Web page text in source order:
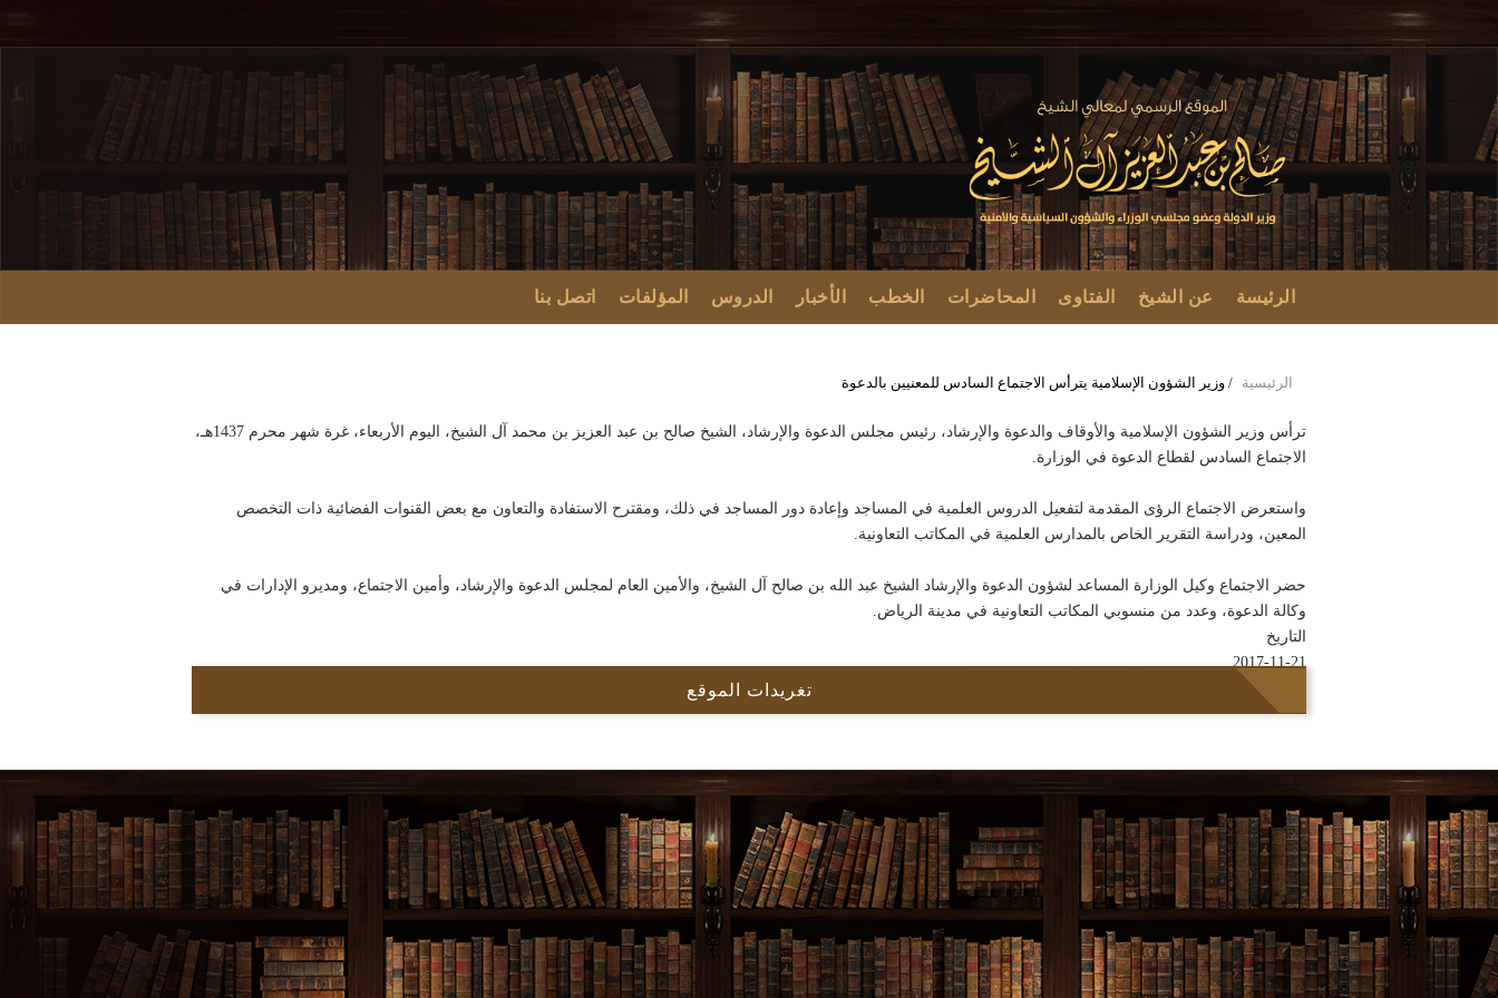
المحتوى
الرئيسي
MAIN
NAVIGATION
الرئيسة عن الشيخ الفتاوى المحاضرات الخطب الأخبار الدروس المؤلفات اتصل بنا
Breadcrumb
الرئيسية / وزير الشؤون الإسلامية يترأس الاجتماع السادس للمعنيين بالدعوة
ترأس وزير الشؤون الإسلامية والأوقاف والدعوة والإرشاد، رئيس مجلس الدعوة والإرشاد، الشيخ صالح بن عبد العزيز بن محمد آل الشيخ، اليوم الأربعاء، غرة شهر محرم 1437هـ،
الاجتماع السادس لقطاع الدعوة في الوزارة.
واستعرض الاجتماع الرؤى المقدمة لتفعيل الدروس العلمية في المساجد وإعادة دور المساجد في ذلك، ومقترح الاستفادة والتعاون مع بعض القنوات الفضائية ذات التخصص
المعين، ودراسة التقرير الخاص بالمدارس العلمية في المكاتب التعاونية.
حضر الاجتماع وكيل الوزارة المساعد لشؤون الدعوة والإرشاد الشيخ عبد الله بن صالح آل الشيخ، والأمين العام لمجلس الدعوة والإرشاد، وأمين الاجتماع، ومديرو الإدارات في
وكالة الدعوة، وعدد من منسوبي المكاتب التعاونية في مدينة الرياض.
التاريخ
2017-11-21
تغريدات الموقع